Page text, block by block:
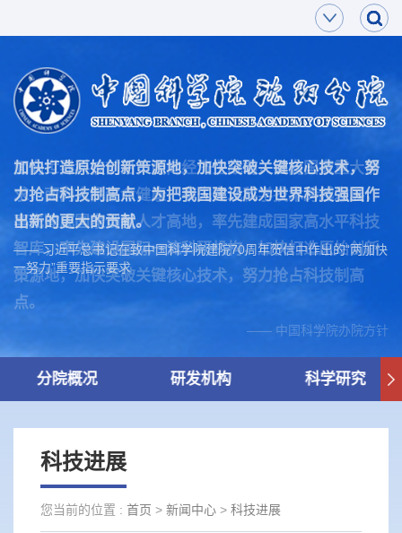
面向世界科技前沿，面向经济主战场，面向国家重大需
求，面向人民生命健康，率先实现科学技术跨越发展，
率先建成国家创新人才高地，率先建成国家高水平科技
智库，率先建设国际一流科研机构，加快打造原始创新
策源地，加快突破关键核心技术，努力抢占科技制高
点。
—— 中国科学院办院方针
加快打造原始创新策源地，加快突破关键核心技术，努
力抢占科技制高点，为把我国建设成为世界科技强国作
出新的更大的贡献。
—— 习近平总书记在致中国科学院建院70周年贺信中作出的“两加快
一努力”重要指示要求
分院概况 研发机构 科学研究
科技进展
您当前的位置 : 首页 > 新闻中心 > 科技进展